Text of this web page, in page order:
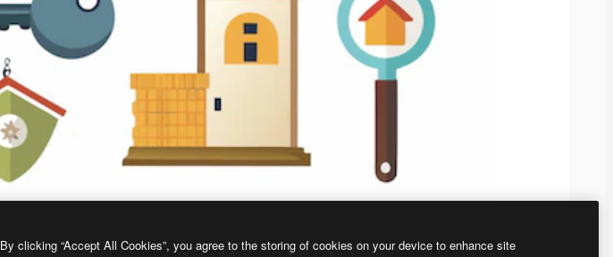
By clicking “Accept All Cookies”, you agree to the storing of cookies on your device to enhance site